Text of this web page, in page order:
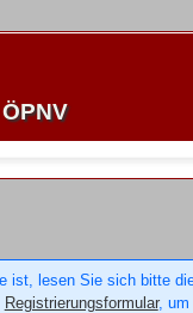
ist, lesen Sie sich bitte
Registrierungsformular, um